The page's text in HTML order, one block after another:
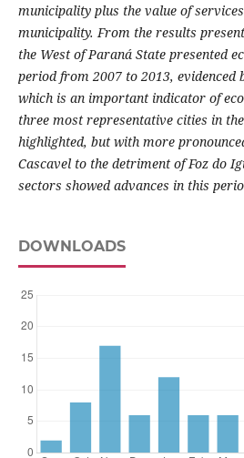
municipality plus the value of
municipality. From the results
the West of Paraná State presented
period from 2007 to 2013, evidenced
which is an important indicator of
three most representative cities in
highlighted, but with more
Cascavel to the detriment of Foz do
sectors showed advances in this
DOWNLOADS